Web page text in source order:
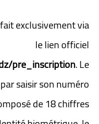
exclusivement via
le lien officiel
pre_inscription. Le
saisir son numéro
de 18 chiffres